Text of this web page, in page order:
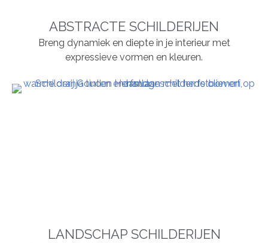
ABSTRACTE SCHILDERIJEN
Breng dynamiek en diepte in je interieur met
expressieve vormen en kleuren.
LANDSCHAP SCHILDERIJEN